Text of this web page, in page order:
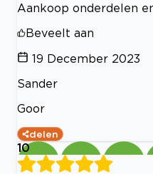
Aankoop onderdelen
Beveelt aan
19 December 2023
Sander
Goor
delen
10